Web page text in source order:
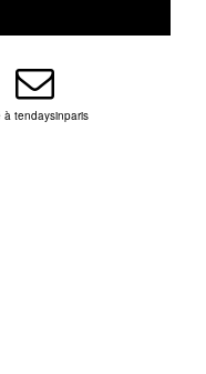
à tendaysinparis